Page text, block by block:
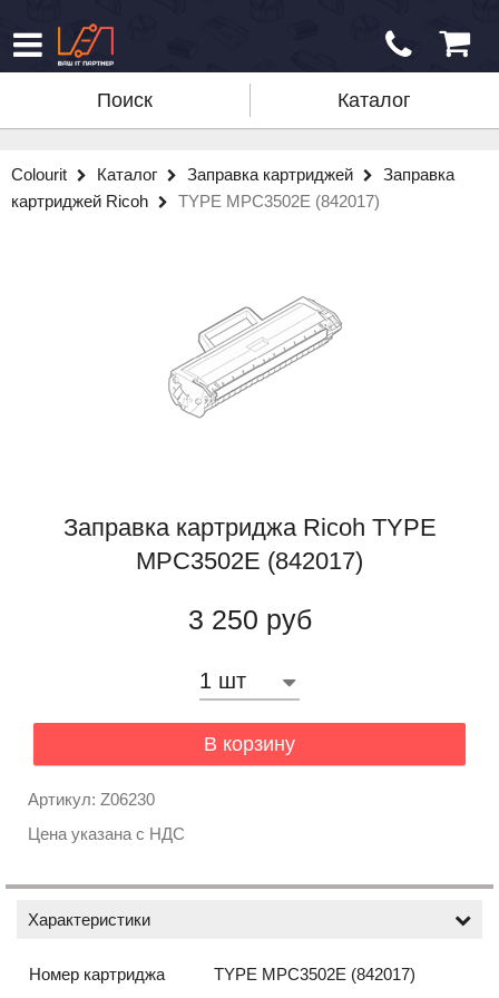
Поиск Каталог
Colourit Каталог Заправка картриджей
Заправка
картриджей Ricoh
TYPE MPC3502E (842017)
Заправка картриджа Ricoh TYPE
MPC3502E (842017)
3 250 руб
В корзину
Артикул: Z06230
Цена указана с НДС
Характеристики
Номер картриджа
TYPE MPC3502E (842017)